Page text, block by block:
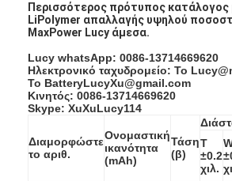
Μπαταρία Lithium Polymer
μπαταρίες ενεργειακής αποθήκευσης
NiMH επαναφορτιζόμενες μπαταρίες
NiCd επαναφορτιζόμενες μπαταρίες
LCD φορτιστής μπαταρίας
Περισσότερος πρότυπος
LiPolymer απαλλαγής υψηλού
MaxPower Lucy άμεσα.
Lucy whatsApp: 0086-13714669620
Ηλεκτρονικό ταχυδρομείο: Το
Το BatteryLucyXu@gmail.com
Κινητός: 0086-13714669620
Skype: XuXuLucy114
Διαμορφώστε
το αριθ.
Ονομαστική
ικανότητα
(mAh)
Τάση
(β)
Τ
±0.2
χιλ.